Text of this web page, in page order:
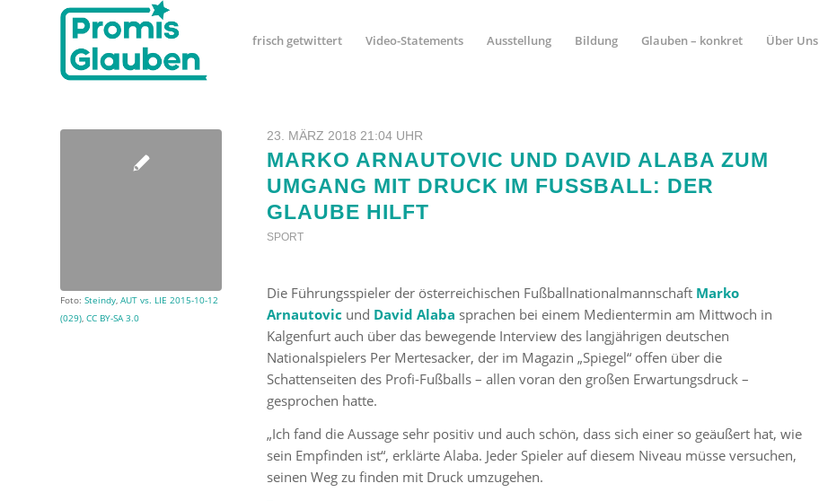
frisch getwittert Video-Statements Ausstellung Bildung Glauben – konkret Über Uns
Foto: Steindy, AUT vs. LIE 2015-10-12
(029), CC BY-SA 3.0
23. MÄRZ 2018 21:04 UHR
MARKO ARNAUTOVIC UND DAVID ALABA ZUM
UMGANG MIT DRUCK IM FUSSBALL: DER G
LAUBE HILFT
SPORT
Die Führungsspieler der österreichischen Fußballnationalmannschaft Marko
Arnautovic und David Alaba sprachen bei einem Medientermin am Mittwoch in
Kalgenfurt auch über das bewegende Interview des langjährigen deutschen
Nationalspielers Per Mertesacker, der im Magazin „Spiegel“ offen über die
Schattenseiten des Profi-Fußballs – allen voran den großen Erwartungsdruck –
gesprochen hatte.
„Ich fand die Aussage sehr positiv und auch schön, dass sich einer so geäußert hat, wie
sein Empfinden ist“, erklärte Alaba. Jeder Spieler auf diesem Niveau müsse versuchen,
seinen Weg zu finden mit Druck umzugehen.